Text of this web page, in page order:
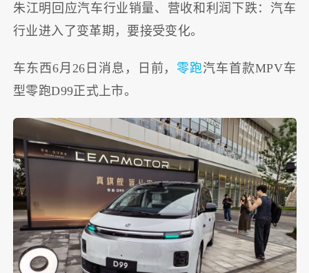
朱江明回应汽车行业销量、营收和利润下跌：汽车
行业进入了变革期，要接受变化。
车东西6月26日消息，日前，零跑汽车首款MPV车
型零跑D99正式上市。